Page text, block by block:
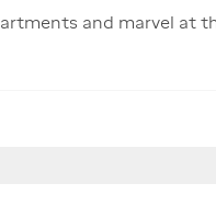
and marvel at